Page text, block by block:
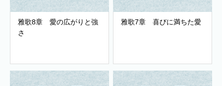
雅歌8章 愛の広がりと強
さ
雅歌7章 喜びに満ちた愛